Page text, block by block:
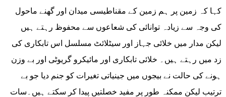
کہا کہ زمین پر ہم زمین کے مقناطیسی میدان اور گھنے ماحول
کی وجہ سے زیادہ توانائی کی شعاعوں سے محفوظ رہتے ہیں
لیکن مدار میں خلائی جہاز اور سیٹلائٹ مسلسل اس تابکاری کی
زد میں رہتے ہیں۔ خلائی تابکاری اور مائیکرو گریوٹی اور بے وزن
ہونے کی حالت نے بیجوں میں جینیاتی تغیرات کو جنم دیا جو بے
ترتیب لیکن ممکنہ طور پر مفید خصلتیں پیدا کر سکتے ہیں۔سات